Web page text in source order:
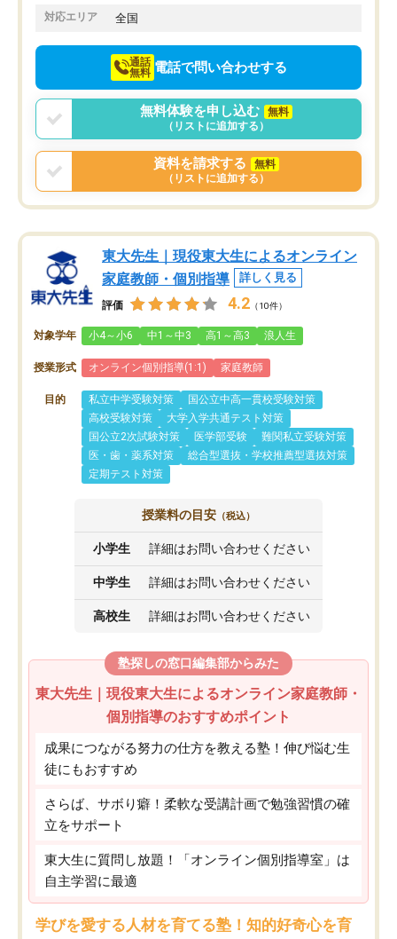
でお願いしました。来年の高校受験に
対応エリア 全国
通話
無料 電話で問い合わせする
無料体験を申し込む
無料
（リストに追加する）
資料を請求する
無料
（リストに追加する）
東大先生｜現役東大生によるオンライン
家庭教師・個別指導
詳しく見る
評価 4.2 （10件）
対象学年 小4～小6 中1～中3 高1～高3 浪人生
授業形式 オンライン個別指導(1:1) 家庭教師
目的 私立中学受験対策
国公立中高一貫校受験対策
高校受験対策
大学入学共通テスト対策
国公立2次試験対策
医学部受験
難関私立受験対策
医・歯・薬系対策
総合型選抜・学校推薦型選抜対策
定期テスト対策
授業料の目安 （税込）
小学生 詳細はお問い合わせください
中学生 詳細はお問い合わせください
高校生 詳細はお問い合わせください
塾探しの窓口編集部からみた
東大先生｜現役東大生によるオンライン家庭教師・
個別指導のおすすめポイント
成果につながる努力の仕方を教える塾！伸び悩む生
徒にもおすすめ
さらば、サボり癖！柔軟な受講計画で勉強習慣の確
立をサポート
東大生に質問し放題！「オンライン個別指導室」は
自主学習に最適
学びを愛する人材を育てる塾！知的好奇心を育